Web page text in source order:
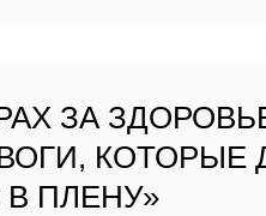
ЗА
КОТОРЫЕ
В ПЛЕНУ»